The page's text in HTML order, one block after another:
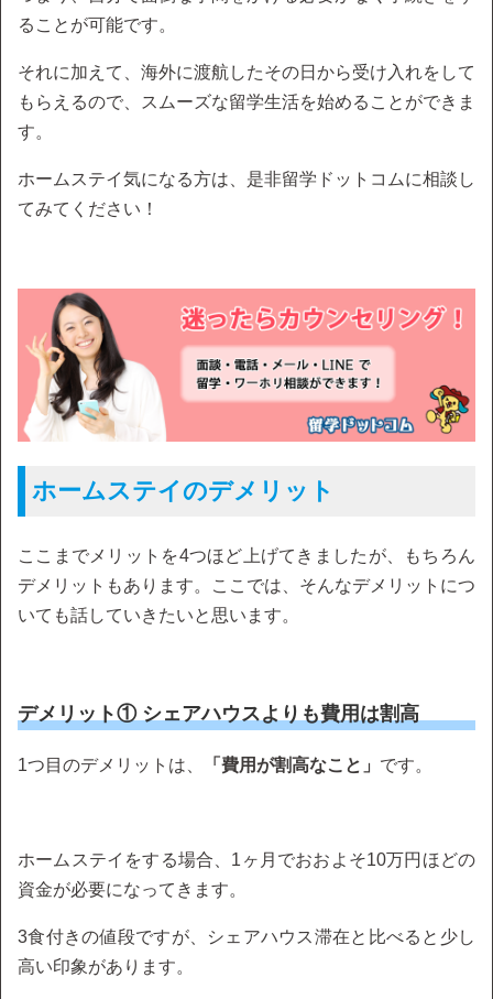
ることが可能です。
それに加えて、海外に渡航したその日から受け入れをして
もらえるので、スムーズな留学生活を始めることができま
す。
ホームステイ気になる方は、是非留学ドットコムに相談し
てみてください！
ホームステイのデメリット
ここまでメリットを4つほど上げてきましたが、もちろん
デメリットもあります。ここでは、そんなデメリットにつ
いても話していきたいと思います。
デメリット① シェアハウスよりも費用は割高
1つ目のデメリットは、 「費用が割高なこと」 です。
ホームステイをする場合、1ヶ月でおおよそ10万円ほどの
資金が必要になってきます。
3食付きの値段ですが、シェアハウス滞在と比べると少し
高い印象があります。